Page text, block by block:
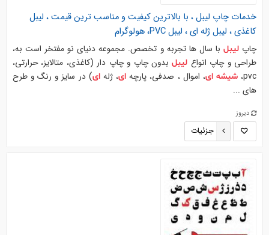
خدمات چاپ لیبل، با بالاترین کیفیت و مناسب ترین قیمت ، لیبل
کاغذی ، لیبلژله ای، لیبلPVC، هولوگرام
چاپ لیبلبا سال ها تجربه و تخصص. مجموعه دنیای نو مفتخر است به،
طراحی و چاپ انواع لیبلبدون چاپ و چاپ دار (کاغذی، متالایز، حرارتی،
pvc، شیشه ای، اموال ، صدفی، پارچه ای، ژلهای) در سایز و رنگ و طرح
های ...
دیروز
جزئیات